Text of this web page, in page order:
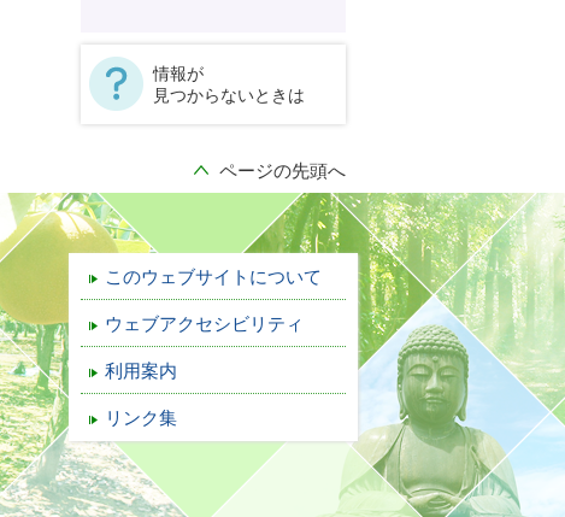
情報が
見つからないときは
ページの先頭へ
このウェブサイトについて
ウェブアクセシビリティ
利用案内
リンク集